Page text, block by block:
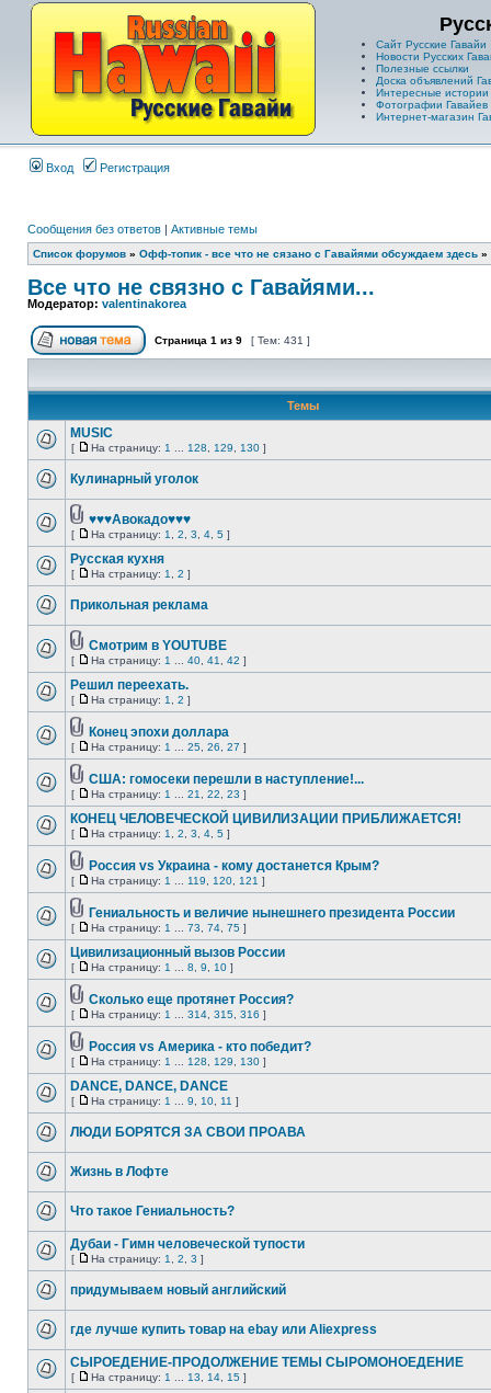
Сайт Русские Гавайи
Новости Русских
Полезные ссылки
Доска объявлений
Интересные истории
Фотографии Гавайев
Интернет-магазин
Вход Регистрация
Сообщения без ответов | Активные темы
Список форумов » Офф-топик - все что не сязано с Гавайями обсуждаем здесь »
Все что не связно с Гавайями...
Модератор: valentinakorea
Страница 1 из 9 [ Тем: 431 ]
Темы
MUSIC
[ На страницу: 1 128 129 130 ]
Кулинарный уголок
♥♥♥Авокадо♥♥♥
[ На страницу: 1 2 3 4 5 ]
Русская кухня
[ На страницу: 1 2 ]
Прикольная реклама
Смотрим в YOUTUBE
[ На страницу: 1 40 41 42 ]
Решил переехать.
[ На страницу: 1 2 ]
Конец эпохи доллара
[ На страницу: 1 25 26 27 ]
США: гомосеки перешли в наступление!...
[ На страницу: 1 21 22 23 ]
КОНЕЦ ЧЕЛОВЕЧЕСКОЙ ЦИВИЛИЗАЦИИ ПРИБЛИЖАЕТСЯ!
[ На страницу: 1 2 3 4 5 ]
Россия vs Украина - кому достанется Крым?
[ На страницу: 1 119 120 121 ]
Гениальность и величие нынешнего президента России
[ На страницу: 1 73 74 75 ]
Цивилизационный вызов России
[ На страницу: 1 8 9 10 ]
Сколько еще протянет Россия?
[ На страницу: 1 314 315 316 ]
Роcсия vs Америка - кто победит?
[ На страницу: 1 128 129 130 ]
DANCE, DANCE, DANCE
[ На страницу: 1 9 10 11 ]
ЛЮДИ БОРЯТСЯ ЗА СВОИ ПРОАВА
Жизнь в Лофте
Что такое Гениальность?
Дубаи - Гимн человеческой тупости
[ На страницу: 1 2 3 ]
придумываем новый английский
где лучше купить товар на ebay или Aliexpress
СЫРОЕДЕНИЕ-ПРОДОЛЖЕНИЕ ТЕМЫ СЫРОМОНОЕДЕНИЕ
[ На страницу: 1 13 14 15 ]